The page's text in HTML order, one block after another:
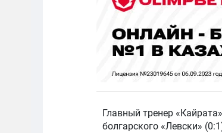
Главный тренер
болгарского «Левски»